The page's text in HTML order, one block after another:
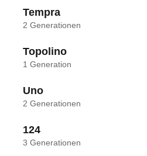
Tempra
2 Generationen
Topolino
1 Generation
Uno
2 Generationen
124
3 Generationen